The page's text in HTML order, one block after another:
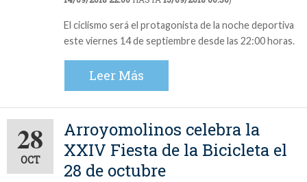
El ciclismo será el protagonista de la noche deportiva
este viernes 14 de septiembre desde las 22:00 horas.
Leer Más
28
OCT
Arroyomolinos celebra la
XXIV Fiesta de la Bicicleta el
28 de octubre